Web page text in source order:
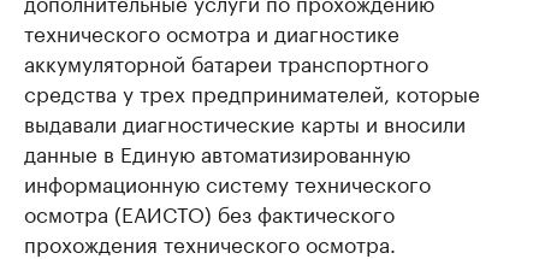
технического осмотра и диагностике
аккумуляторной батареи транспортного
средства у трех предпринимателей, которые
выдавали диагностические карты и вносили
данные в Единую автоматизированную
информационную систему технического
осмотра (ЕАИСТО) без фактического
прохождения технического осмотра.